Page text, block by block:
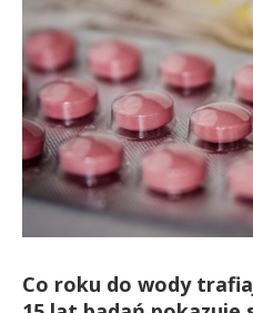
Co roku do wody